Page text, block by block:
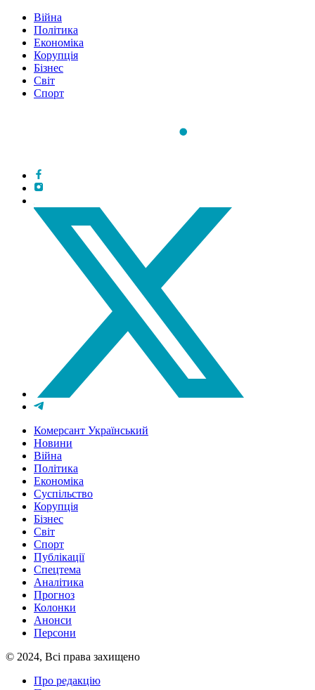
Війна
Політика
Економіка
Корупція
Бізнес
Світ
Спорт
Комерсант Український
Новини
Війна
Політика
Економіка
Суспільство
Корупція
Бізнес
Світ
Спорт
Публікації
Спецтема
Аналітика
Прогноз
Колонки
Анонси
Персони
© 2024, Всі права захищено
Про редакцію